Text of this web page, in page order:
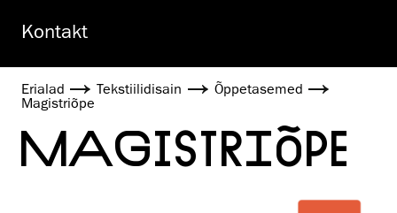
Kontakt
Erialad Tekstiilidisain
Õppetasemed
Magistriõpe
MAGISTRIÕPE